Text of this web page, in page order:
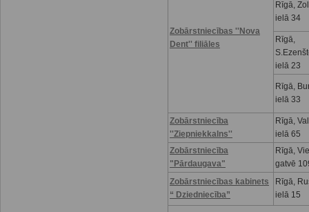
Zobārstniecības ''Nova
Dent'' filiāles
Rīgā,
ielā 34
Rīgā,
ielā 23
Rīgā,
ielā 33
Zobārstniecība
''Ziepniekkalns''
Rīgā,
ielā 65
Zobārstniecība
"Pārdaugava"
Rīgā,
gatvē
Zobārstniecības kabinets
“ Dziedniecība”
Rīgā,
ielā 15